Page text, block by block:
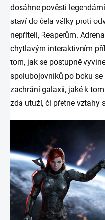
dosáhne pověsti
staví do čela války proti
nepříteli, Reaperům.
chytlavým interaktivním
tom, jak se postupně
spolubojovníků po boku
zachrání galaxii, jaké k
zda utuží, či přetne vztahy